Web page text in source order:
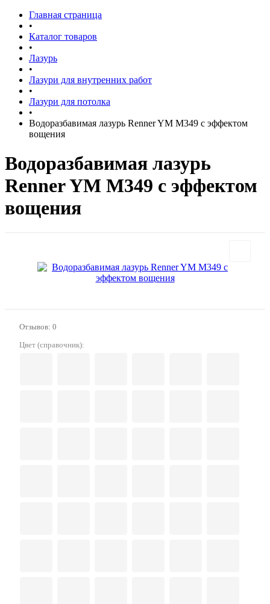
Главная страница
•
Каталог товаров
•
Лазурь
•
Лазури для внутренних работ
•
Лазури для потолка
•
Водоразбавимая лазурь Renner YM M349 с эффектом
вощения
Водоразбавимая лазурь
Renner YM M349 с эффектом
вощения
Отзывов: 0
Цвет (справочник):